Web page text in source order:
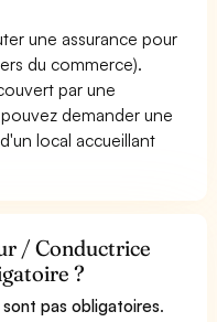
une assurance pour
du commerce).
par une
demander une
local accueillant
/ Conductrice
?
pas obligatoires.